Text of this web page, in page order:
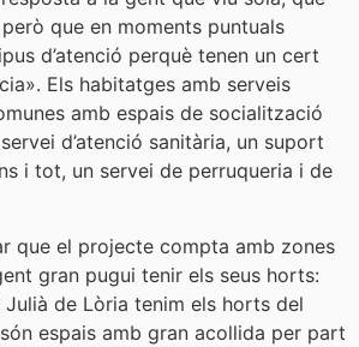
que en moments puntuals
d’atenció perquè tenen un cert
Els habitatges amb serveis
amb espais de socialització
d’atenció sanitària, un suport
i tot, un servei de perruqueria i de
que el projecte compta amb zones
gran pugui tenir els seus horts:
Julià de Lòria tenim els horts del
espais amb gran acollida per part